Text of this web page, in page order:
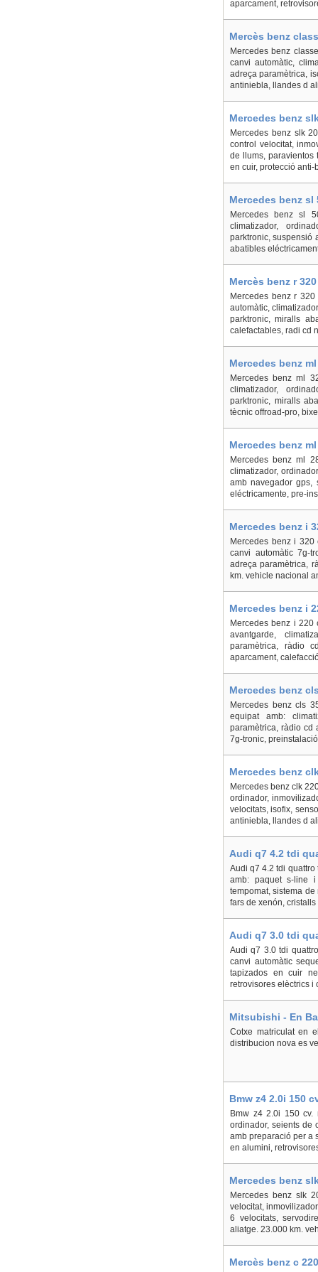
aparcament,
Mercès benz
Mercedes benz
canvi automàtic,
adreça paramètrica,
antiniebla, llandes d
Mercedes benz
Mercedes benz slk
control velocitat,
de llums, paravientos
en cuir, protecció
Mercedes benz sl
Mercedes benz sl
climatizador,
parktronic, suspensió
abatibles
Mercès benz r
Mercedes benz r
automàtic,
parktronic, miralls
calefactables, radi cd
Mercedes benz
Mercedes benz ml
climatizador,
parktronic, miralls
tècnic offroad-pro,
Mercedes benz
Mercedes benz ml
climatizador,
amb navegador gps,
eléctricamente, pre-
Mercedes benz i
Mercedes benz i
canvi automàtic 7g-
adreça paramètrica,
km. vehicle nacional
Mercedes benz i
Mercedes benz i 220
avantgarde,
paramètrica, ràdio
aparcament,
Mercedes benz
Mercedes benz cls
equipat amb:
paramètrica, ràdio cd
7g-tronic,
Mercedes benz
Mercedes benz clk
ordinador,
velocitats, isofix,
antiniebla, llandes d
Audi q7 4.2 tdi
Audi q7 4.2 tdi
amb: paquet s-line i
tempomat, sistema
fars de xenón,
Audi q7 3.0 tdi
Audi q7 3.0 tdi
canvi automàtic
tapizados en cuir
retrovisores elèctrics i
Mitsubishi - En
Cotxe matriculat en
distribucion nova es
Bmw z4 2.0i 150
Bmw z4 2.0i 150 cv.
ordinador, seients de
amb preparació per a
en alumini,
Mercedes benz
Mercedes benz slk
velocitat,
6 velocitats,
aliatge. 23.000 km.
Mercès benz c